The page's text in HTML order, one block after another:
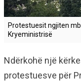
Protestuesit ngjiten
Kryeministrisë
Ndërkohë një
protestuesve për